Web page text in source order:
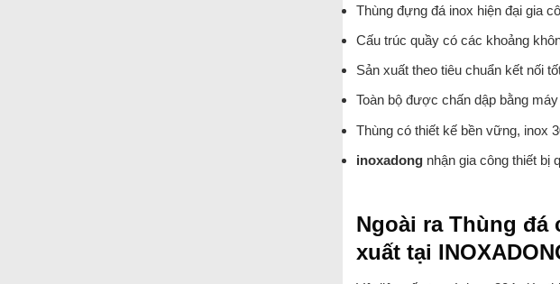
Thùng đựng đá inox hiện đại gia
Cấu trúc quầy có các khoảng
Sản xuất theo tiêu chuẩn kết nối
Toàn bộ được chấn dập bằng
Thùng có thiết kế bền vững, inox
inoxadongnhận gia công thiết bị
Ngoài ra Thùng
xuất tại